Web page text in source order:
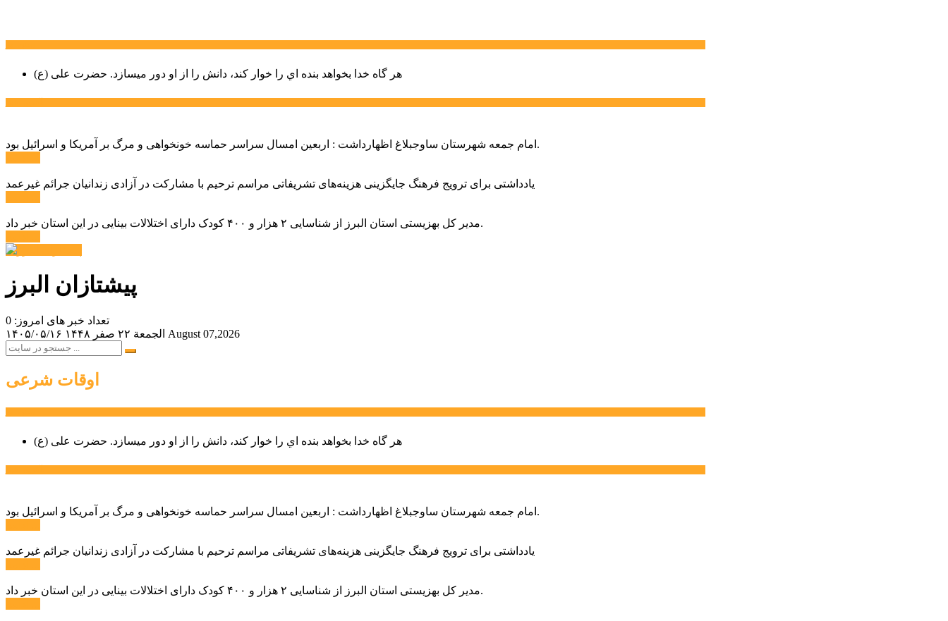
هر گاه خدا بخواهد بنده اي را خوار كند، دانش را از او دور میسازد. حضرت علی (ع)
امام جمعه شهرستان ساوجبلاغ اظهارداشت : اربعین امسال سراسر حماسه خونخواهی و مرگ بر آمریکا و اسرائیل بود.
یادداشتی برای ترویج فرهنگ جایگزینی هزینه‌های تشریفاتی مراسم ترحیم با مشارکت در آزادی زندانیان جرائم غیرعمد
مدیر کل بهزیستی استان البرز از شناسایی ۲ هزار و ۴۰۰ کودک دارای اختلالات بینایی در این استان خبر داد.
پیشتازان البرز
تعداد خبر های امروز: 0
۱۴۰۵/۰۵/۱۶
الجمعة ۲۲ صفر ۱۴۴۸ August 07,2026
اوقات شرعی
هر گاه خدا بخواهد بنده اي را خوار كند، دانش را از او دور میسازد. حضرت علی (ع)
امام جمعه شهرستان ساوجبلاغ اظهارداشت : اربعین امسال سراسر حماسه خونخواهی و مرگ بر آمریکا و اسرائیل بود.
یادداشتی برای ترویج فرهنگ جایگزینی هزینه‌های تشریفاتی مراسم ترحیم با مشارکت در آزادی زندانیان جرائم غیرعمد
مدیر کل بهزیستی استان البرز از شناسایی ۲ هزار و ۴۰۰ کودک دارای اختلالات بینایی در این استان خبر داد.